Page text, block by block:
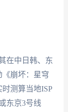
在中日韩、东
崩坏：星穹
测算当地ISP
东京3号线